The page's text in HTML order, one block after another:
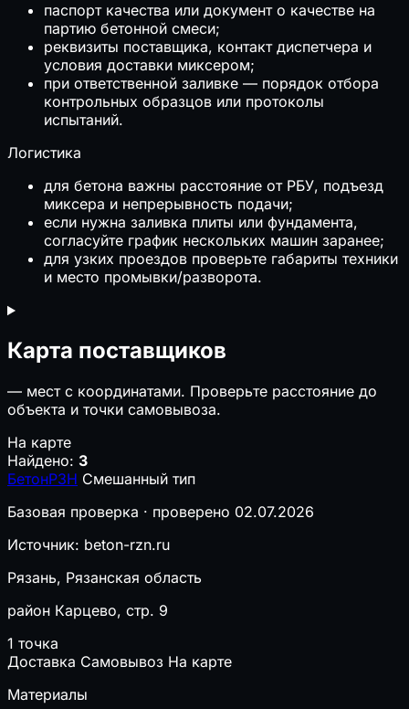
паспорт качества или документ о качестве на
партию бетонной смеси;
реквизиты поставщика, контакт диспетчера и
условия доставки миксером;
при ответственной заливке — порядок отбора
контрольных образцов или протоколы
испытаний.
Логистика
для бетона важны расстояние от РБУ, подъезд
миксера и непрерывность подачи;
если нужна заливка плиты или фундамента,
согласуйте график нескольких машин заранее;
для узких проездов проверьте габариты техники
и место промывки/разворота.
Карта поставщиков
— мест с координатами. Проверьте расстояние до
объекта и точки самовывоза.
На карте
Найдено: 3
БетонРЗН Смешанный тип
Базовая проверка · проверено 02.07.2026
Источник: beton-rzn.ru
Рязань, Рязанская область
район Карцево, стр. 9
1 точка
Доставка Самовывоз На карте
Материалы